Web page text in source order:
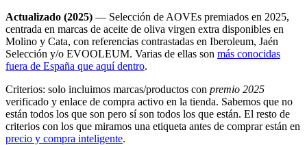
Actualizado (2025) — Selección de AOVEs premiados en 2025,
centrada en marcas de aceite de oliva virgen extra disponibles en
Molino y Cata, con referencias contrastadas en Iberoleum, Jaén
Selección y/o EVOOLEUM. Varias de ellas son más conocidas
fuera de España que aquí dentro.
Criterios: solo incluimos marcas/productos con premio 2025
verificado y enlace de compra activo en la tienda. Sabemos que no
están todos los que son pero sí son todos los que están. El resto de
criterios con los que miramos una etiqueta antes de comprar están en
precio y compra inteligente.